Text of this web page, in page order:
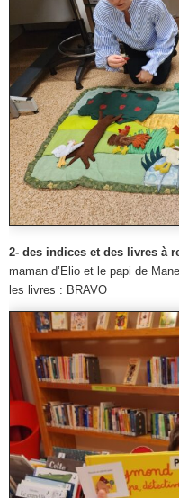
2- des indices et des livres à
maman d’Elio et le papi de
les livres : BRAVO